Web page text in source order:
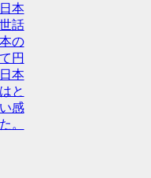
本
話
の
円
本
と
感
。